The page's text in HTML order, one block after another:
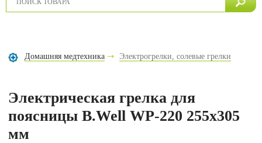
Домашняя медтехника Электрогрелки, солевые грелки
Электрическая грелка для
поясницы B.Well WP-220 255x305
мм